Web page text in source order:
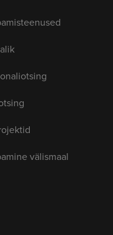
välismaal